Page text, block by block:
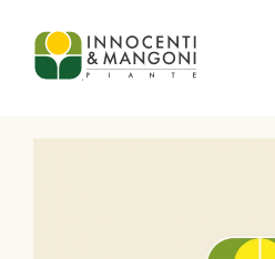
Skip to main content